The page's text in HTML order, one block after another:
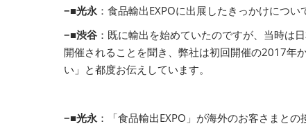
−■光永：食品輸出EXPOに出展したきっかけについ
−■渋谷 ：既に輸出を始めていたのですが、当時は
開催されることを聞き、弊社は初回開催の2017年
い」と都度お伝えしています。
−■光永：「食品輸出EXPO」が海外のお客さまとの